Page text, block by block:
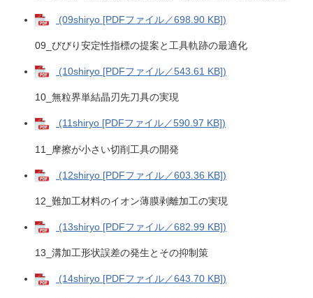
(09shiryo [PDFファイル／698.90 KB])
09_びびり安定性指標の提案と工具軌跡の最適化
(10shiryo [PDFファイル／543.61 KB])
10_無粒界単結晶刃先刀具の実現
(11shiryo [PDFファイル／590.97 KB])
11_摩擦が小さい切削工具の開発
(12shiryo [PDFファイル／603.36 KB])
12_難加工材料のイオン薄膜剥離加工の実現
(13shiryo [PDFファイル／682.99 KB])
13_溝加工形状誤差の発生とその抑制策
(14shiryo [PDFファイル／643.70 KB])